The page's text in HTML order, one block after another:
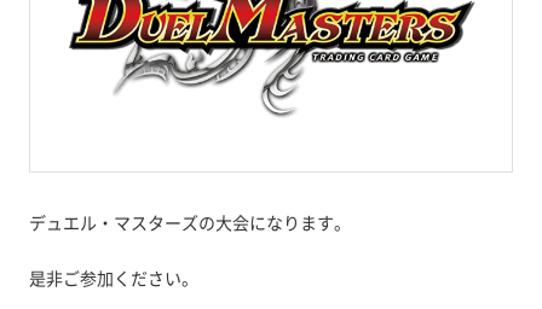
デュエル・マスターズの大会になります。
是非ご参加ください。